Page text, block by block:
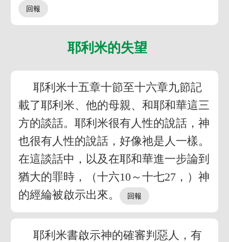
耶利米的失望
耶利米十五章十節至十六章九節記
載了耶利米、他的母親、和耶和華這三
方的談話。耶利米很有人性的說話，神
也很有人性的說話，好像祂是人一樣。
在這談話中，以及在耶和華進一步論到
猶大的罪時，（十六10～十七27，）神
的經綸被啟示出來。
耶利米書啟示神的確審判惡人，有